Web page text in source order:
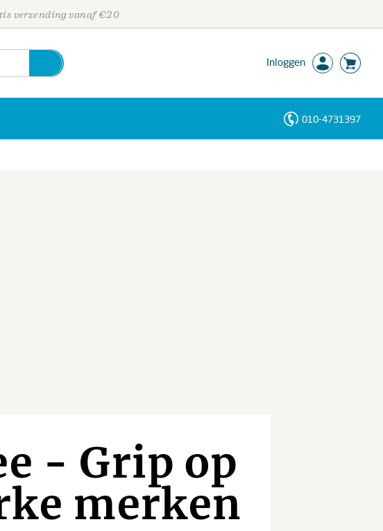
verzending vanaf €20
Inloggen
010-4731397
- Grip op
merken
Personen